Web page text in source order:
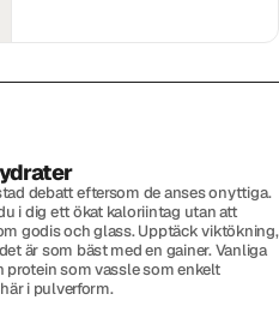
debatt eftersom de anses onyttiga.
i dig ett ökat kaloriintag utan att
godis och glass. Upptäck viktökning,
är som bäst med en gainer. Vanliga
protein som vassle som enkelt
i pulverform.